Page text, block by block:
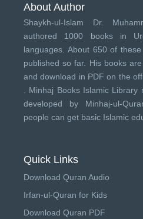
About Author
Shaykh-ul-Islam Dr.
authored 1000 books in
languages. About 650 of
published so far. His books
and download in PDF on the
Minhaj Books Islamic Library
developed by Minhaj-ul-
people can get basic Islamic
Quick Links
Download Quran Audio
Irfan-ul-Quran for Kids
Download Quran PDF